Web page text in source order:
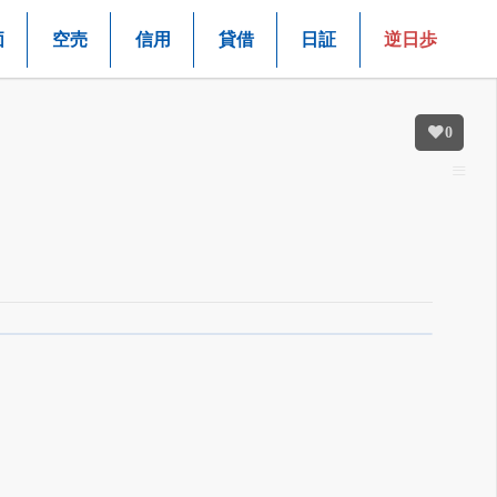
空売 信用 貸借 日証 逆日歩
0